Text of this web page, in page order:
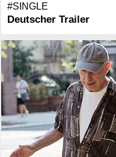
#SINGLE
Deutscher Trailer